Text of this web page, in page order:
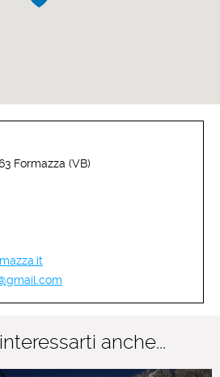
Formazza (VB)
anche...